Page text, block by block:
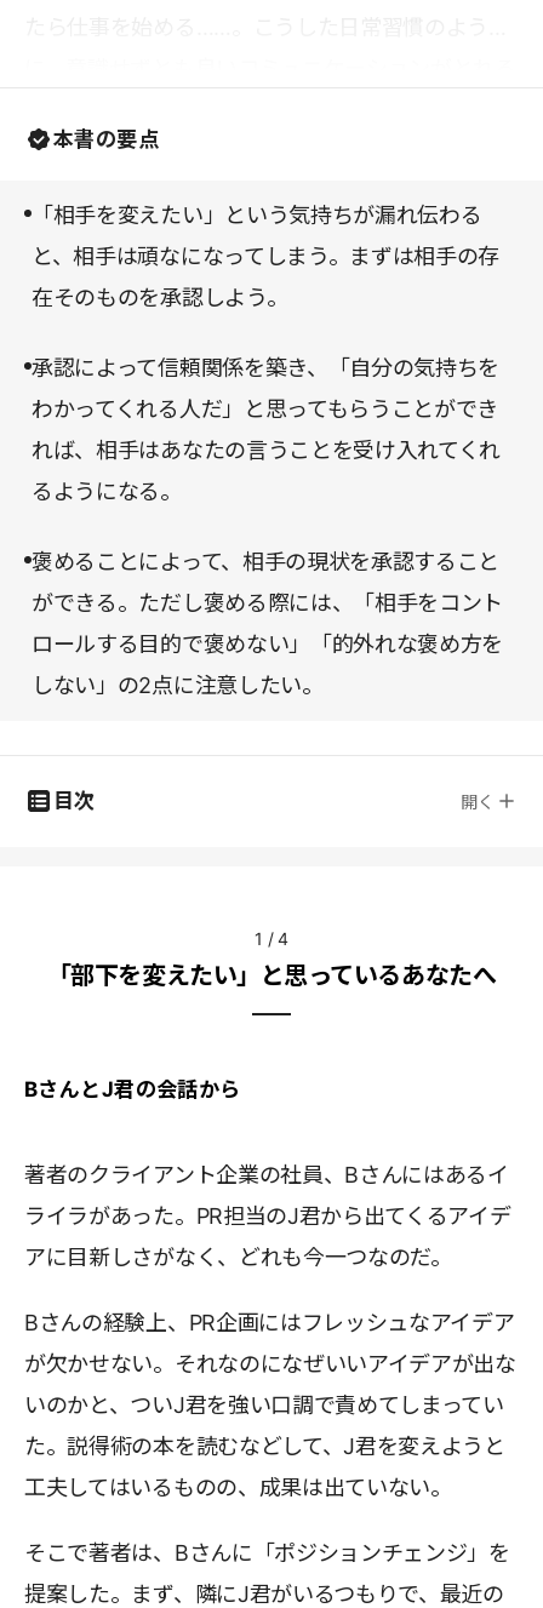
成果は自然と変わり始めるだろう。
本書の要点
「相手を変えたい」という気持ちが漏れ伝わる
と、相手は頑なになってしまう。まずは相手の存
在そのものを承認しよう。
承認によって信頼関係を築き、「自分の気持ちを
わかってくれる人だ」と思ってもらうことができ
れば、相手はあなたの言うことを受け入れてくれ
るようになる。
褒めることによって、相手の現状を承認すること
ができる。ただし褒める際には、「相手をコント
ロールする目的で褒めない」「的外れな褒め方を
しない」の2点に注意したい。
目次 開く
1 /4
「部下を変えたい」と思っているあなたへ
BさんとJ君の会話から
著者のクライアント企業の社員、Bさんにはあるイ
ライラがあった。PR担当のJ君から出てくるアイデ
アに目新しさがなく、どれも今一つなのだ。
Bさんの経験上、PR企画にはフレッシュなアイデア
が欠かせない。それなのになぜいいアイデアが出な
いのかと、ついJ君を強い口調で責めてしまってい
た。説得術の本を読むなどして、J君を変えようと
工夫してはいるものの、成果は出ていない。
そこで著者は、Bさんに「ポジションチェンジ」を
提案した。まず、隣にJ君がいるつもりで、最近の